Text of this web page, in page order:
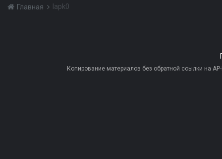
Главная lapk0
Копирование материалов без обратной ссылки на